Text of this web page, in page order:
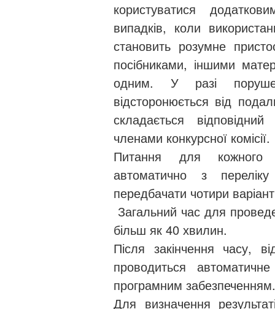
користуватися
випадків, коли
становить розумне
посібниками, іншими
одним. У разі
відсторонюється від
складається
членами конкурсної комісії.
Питання для кожного
автоматично з
передбачати чотири
Загальний час для
більш як 40 хвилин.
Після закінчення часу,
проводиться
програмним забезпеченням.
Для визначення